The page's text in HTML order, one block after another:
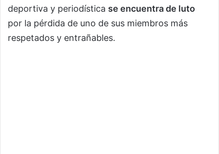
deportiva y periodística se encuentra de luto
por la pérdida de uno de sus miembros más
respetados y entrañables.